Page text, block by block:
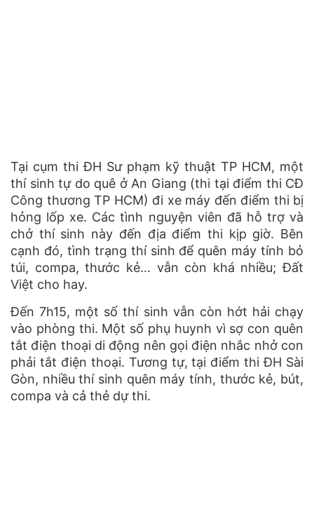
Tại cụm thi ĐH Sư phạm kỹ thuật TP HCM, một
thí sinh tự do quê ở An Giang (thi tại điểm thi CĐ
Công thương TP HCM) đi xe máy đến điểm thi bị
hỏng lốp xe. Các tình nguyện viên đã hỗ trợ và
chở thí sinh này đến địa điểm thi kịp giờ. Bên
cạnh đó, tình trạng thí sinh để quên máy tính bỏ
túi, compa, thước kẻ… vẫn còn khá nhiều; Đất
Việt cho hay.
Đến 7h15, một số thí sinh vẫn còn hớt hải chạy
vào phòng thi. Một số phụ huynh vì sợ con quên
tắt điện thoại di động nên gọi điện nhắc nhở con
phải tắt điện thoại. Tương tự, tại điểm thi ĐH Sài
Gòn, nhiều thí sinh quên máy tính, thước kẻ, bút,
compa và cả thẻ dự thi.